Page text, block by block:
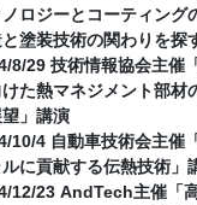
ノロジーとコーティング
塗装技術の関わりを探
8/29 技術情報協会主催
けた熱マネジメント部材
」講演
10/4 自動車技術会主催
ルに貢献する伝熱技術」
12/23 AndTech主催「